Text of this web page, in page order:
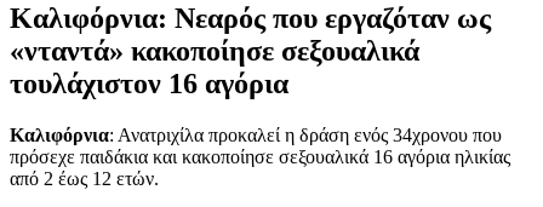
Καλιφόρνια: Νεαρός που εργαζόταν ως
«νταντά» κακοποίησε σεξουαλικά
τουλάχιστον 16 αγόρια
Καλιφόρνια: Ανατριχίλα προκαλεί η δράση ενός 34χρονου που
πρόσεχε παιδάκια και κακοποίησε σεξουαλικά 16 αγόρια ηλικίας
από 2 έως 12 ετών.